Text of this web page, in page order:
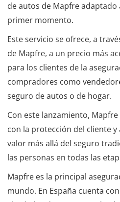
de autos de Mapfre
primer momento.
Este servicio se ofrece, a
de Mapfre, a un precio más
para los clientes de la
compradores como
seguro de autos o de hogar.
Con este lanzamiento,
con la protección del cliente
valor más allá del seguro
las personas en todas las
Mapfre es la principal
mundo. En España cuenta